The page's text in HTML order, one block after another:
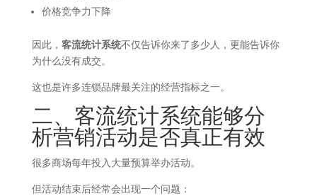
价格竞争力下降
因此， 客流统计系统不仅告诉你来了多少人，更能告诉你
为什么没有成交。
这也是许多连锁品牌最关注的经营指标之一。
二、客流统计系统能够分
析营销活动是否真正有效
很多商场每年投入大量预算举办活动。
但活动结束后经常会出现一个问题：